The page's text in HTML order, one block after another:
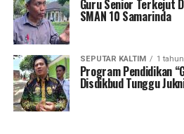
Guru Senior Terkejut
SMAN 10 Samarinda
SEPUTAR KALTIM 1
Program Pendidikan
Disdikbud Tunggu